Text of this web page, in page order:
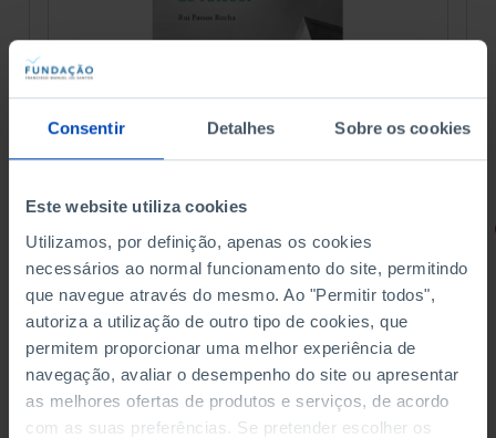
Consentir Detalhes Sobre os cookies
Este website utiliza cookies
Utilizamos, por definição, apenas os cookies
necessários ao normal funcionamento do site, permitindo
que navegue através do mesmo. Ao "Permitir todos",
autoriza a utilização de outro tipo de cookies, que
permitem proporcionar uma melhor experiência de
navegação, avaliar o desempenho do site ou apresentar
as melhores ofertas de produtos e serviços, de acordo
com as suas preferências. Se pretender escolher os
Promessas do Futebol
4,50 € 5,00 € -10%